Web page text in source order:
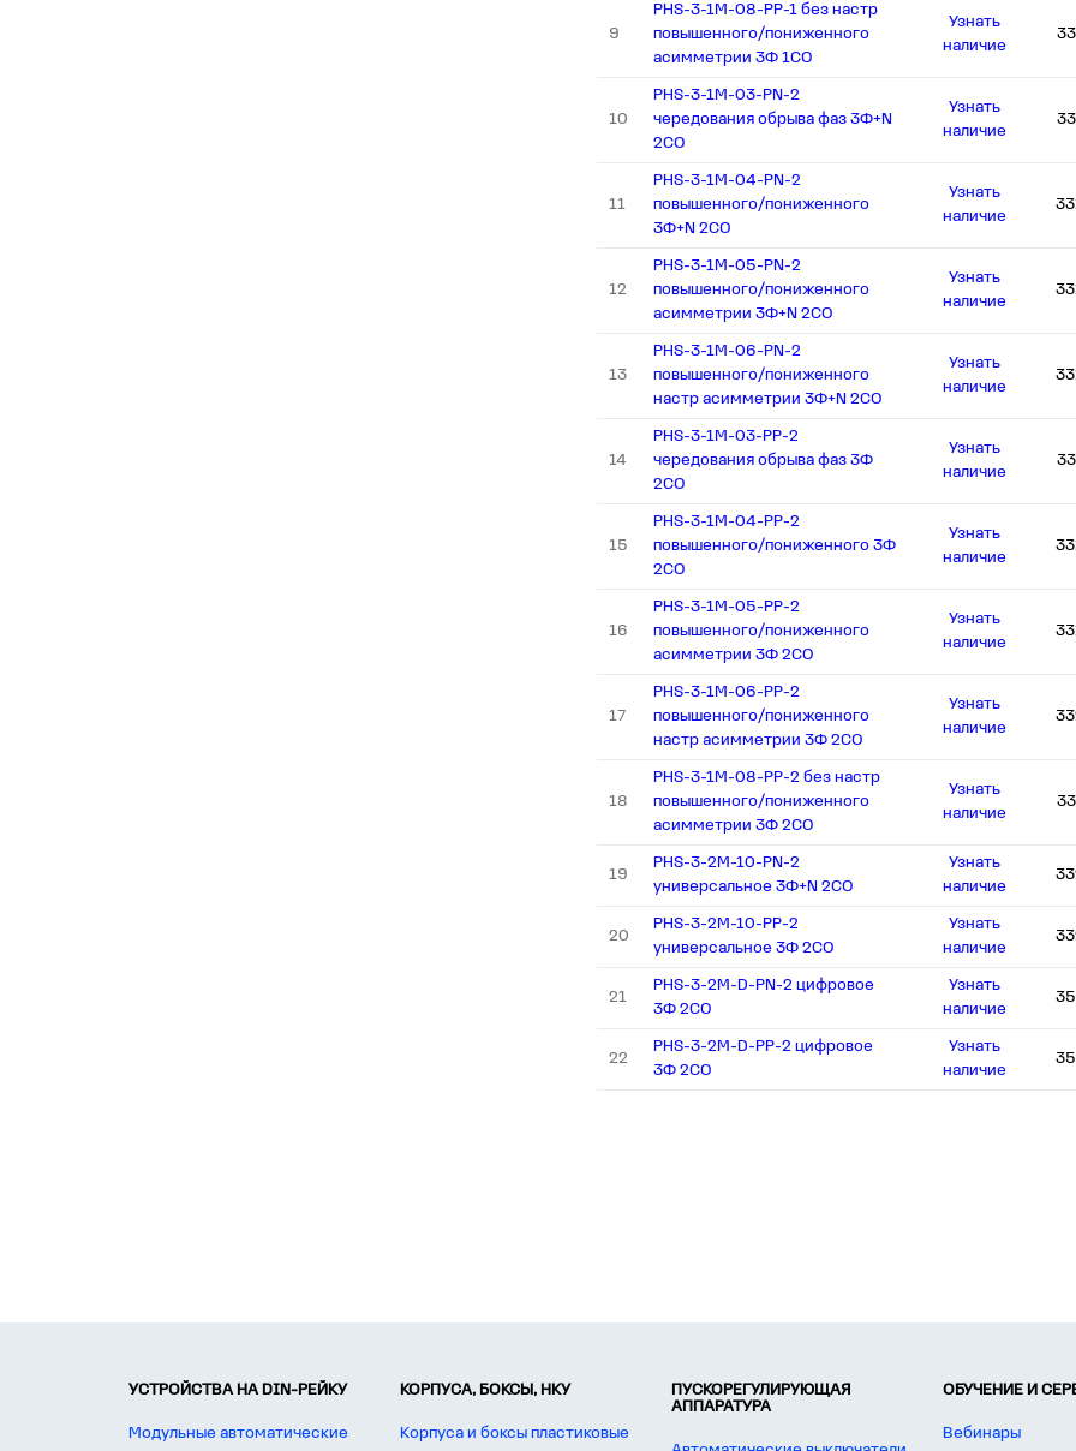
9
PHS-3-1M-08-PP-1 без настр
повышенного/пониженного
асимметрии 3Ф 1СО
Узнать
наличие
10
PHS-3-1M-03-PN-2
чередования обрыва фаз 3Ф+N
2СО
Узнать
наличие
11
PHS-3-1M-04-PN-2
повышенного/пониженного
3Ф+N 2СО
Узнать
наличие
12
PHS-3-1M-05-PN-2
повышенного/пониженного
асимметрии 3Ф+N 2CО
Узнать
наличие
13
PHS-3-1M-06-PN-2
повышенного/пониженного
настр асимметрии 3Ф+N 2CО
Узнать
наличие
14
PHS-3-1M-03-PP-2
чередования обрыва фаз 3Ф
2СО
Узнать
наличие
15
PHS-3-1M-04-PP-2
повышенного/пониженного 3Ф
2СО
Узнать
наличие
16
PHS-3-1M-05-PP-2
повышенного/пониженного
асимметрии 3Ф 2СО
Узнать
наличие
17
PHS-3-1M-06-PP-2
повышенного/пониженного
настр асимметрии 3Ф 2СО
Узнать
наличие
18
PHS-3-1M-08-PP-2 без настр
повышенного/пониженного
асимметрии 3Ф 2СО
Узнать
наличие
19
PHS-3-2M-10-PN-2
универсальное 3Ф+N 2СО
Узнать
наличие
20
PHS-3-2M-10-PP-2
универсальное 3Ф 2СО
Узнать
наличие
21
PHS-3-2M-D-PN-2 цифровое
3Ф 2СО
Узнать
наличие
22
PHS-3-2M-D-PP-2 цифровое
3Ф 2СО
Узнать
наличие
УСТРОЙСТВА НА DIN-РЕЙКУ
Модульные автоматические
КОРПУСА, БОКСЫ, НКУ
Корпуса и боксы пластиковые
ПУСКОРЕГУЛИРУЮЩАЯ
АППАРАТУРА
ОБУЧЕНИЕ И
Вебинары